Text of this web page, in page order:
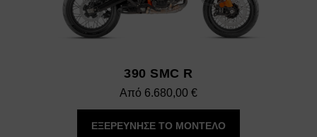
390 SMC R
Από 6.680,00 €
ΕΞΕΡΕΥΝΗΣΕ ΤΟ ΜΟΝΤΕΛΟ